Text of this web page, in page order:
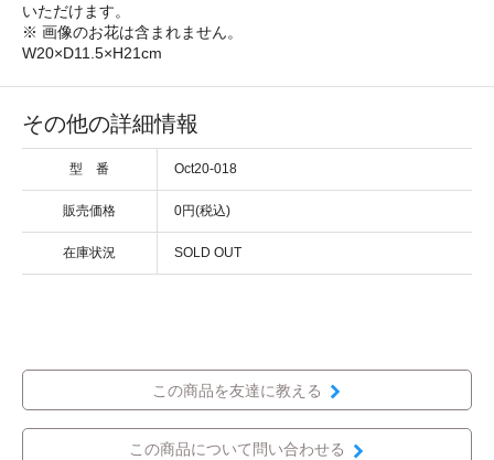
いただけます。
※ 画像のお花は含まれません。
W20×D11.5×H21cm
その他の詳細情報
型 番 Oct20-018
販売価格 0円(税込)
在庫状況 SOLD OUT
この商品を友達に教える
この商品について問い合わせる